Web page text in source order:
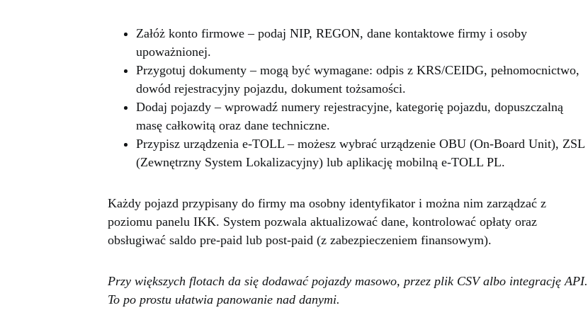
Załóż konto firmowe – podaj NIP, REGON, dane kontaktowe firmy i osoby
upoważnionej.
Przygotuj dokumenty – mogą być wymagane: odpis z KRS/CEIDG, pełnomocnictwo,
dowód rejestracyjny pojazdu, dokument tożsamości.
Dodaj pojazdy – wprowadź numery rejestracyjne, kategorię pojazdu, dopuszczalną
masę całkowitą oraz dane techniczne.
Przypisz urządzenia e-TOLL – możesz wybrać urządzenie OBU (On-Board Unit), ZSL
(Zewnętrzny System Lokalizacyjny) lub aplikację mobilną e-TOLL PL.
Każdy pojazd przypisany do firmy ma osobny identyfikator i można nim zarządzać z
poziomu panelu IKK. System pozwala aktualizować dane, kontrolować opłaty oraz
obsługiwać saldo pre-paid lub post-paid (z zabezpieczeniem finansowym).
Przy większych flotach da się dodawać pojazdy masowo, przez plik CSV albo integrację API.
To po prostu ułatwia panowanie nad danymi.